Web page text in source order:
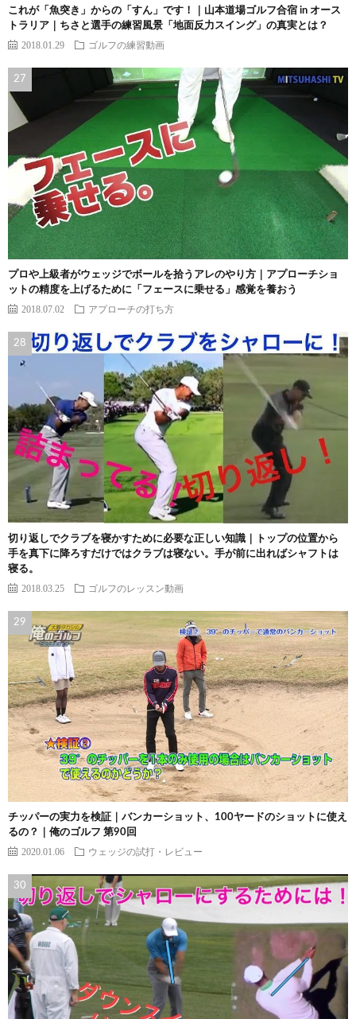
これが「魚突き」からの「すん」です！｜山本道場ゴルフ合宿 in オース
トラリア｜ちさと選手の練習風景「地面反力スイング」の真実とは？
2018.01.29 ゴルフの練習動画
プロや上級者がウェッジでボールを拾うアレのやり方｜アプローチショ
ットの精度を上げるために「フェースに乗せる」感覚を養おう
2018.07.02 アプローチの打ち方
切り返しでクラブを寝かすために必要な正しい知識｜トップの位置から
手を真下に降ろすだけではクラブは寝ない。手が前に出ればシャフトは
寝る。
2018.03.25 ゴルフのレッスン動画
チッパーの実力を検証｜バンカーショット、100ヤードのショットに使え
るの？｜俺のゴルフ 第90回
2020.01.06 ウェッジの試打・レビュー